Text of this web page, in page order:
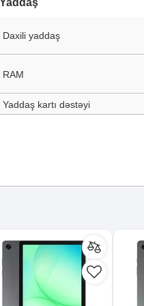
Yaddaş
Daxili yaddaş
RAM
Yaddaş kartı dəstəyi